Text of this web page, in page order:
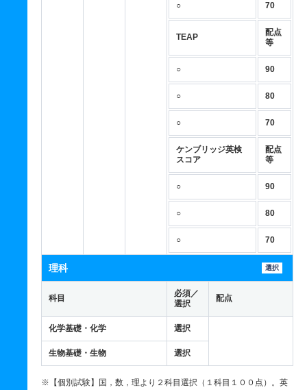
○ 70
TEAP
配点
等
○ 90
○ 80
○ 70
ケンブリッジ英検
スコア
配点
等
○ 90
○ 80
○ 70
理科 選択
科目
必須／
選択
配点
化学基礎・化学 選択
生物基礎・生物 選択
※【個別試験】国，数，理より２科目選択（１科目１００点）。英